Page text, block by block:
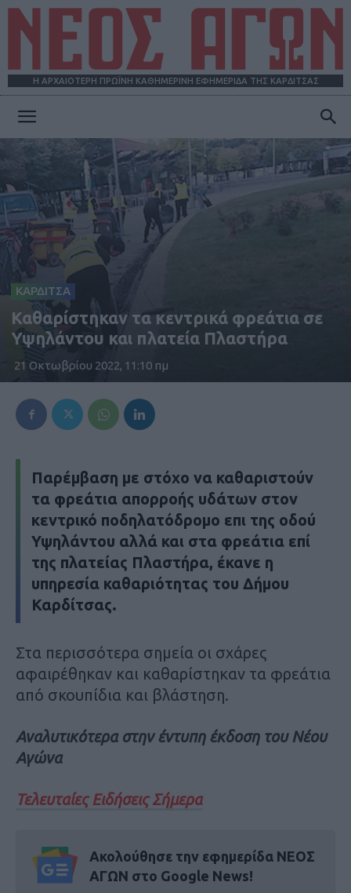
Η ΑΡΧΑΙΟΤΕΡΗ ΠΡΩΪΝΗ ΚΑΘΗΜΕΡΙΝΗ ΕΦΗΜΕΡΙΔΑ ΤΗΣ ΚΑΡΔΙΤΣΑΣ
ΑΓΩΝ
ΚΑΡΔΙΤΣΑ
Καθαρίστηκαν τα κεντρικά φρεάτια σε
Υψηλάντου και πλατεία Πλαστήρα
21 Οκτωβρίου 2022, 11:10 πμ
Παρέμβαση με στόχο να καθαριστούν
τα φρεάτια απορροής υδάτων στον
κεντρικό ποδηλατόδρομο επι της οδού
Υψηλάντου αλλά και στα φρεάτια επί
της πλατείας Πλαστήρα, έκανε η
υπηρεσία καθαριότητας του Δήμου
Καρδίτσας.
Στα περισσότερα σημεία οι σχάρες
αφαιρέθηκαν και καθαρίστηκαν τα φρεάτια
από σκουπίδια και βλάστηση.
Αναλυτικότερα στην έντυπη έκδοση του Νέου
Αγώνα
Τελευταίες Ειδήσεις Σήμερα
Ακολούθησε την εφημερίδα ΝΕΟΣ
ΑΓΩΝ στο Google News!